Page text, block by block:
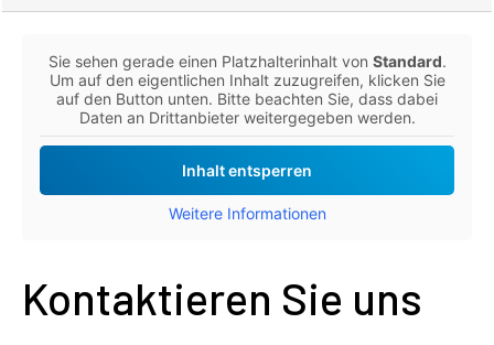
Kontaktieren Sie uns
Sie sehen gerade einen Platzhalterinhalt von Standard.
Um auf den eigentlichen Inhalt zuzugreifen, klicken Sie
auf den Button unten. Bitte beachten Sie, dass dabei
Daten an Drittanbieter weitergegeben werden.
Inhalt entsperren
Weitere Informationen